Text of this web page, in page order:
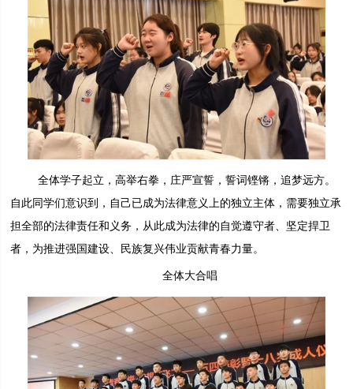
全体学子起立，高举右拳，庄严宣誓，誓词铿锵，追梦远方。
自此同学们意识到，自己已成为法律意义上的独立主体，需要独立承
担全部的法律责任和义务，从此成为法律的自觉遵守者、坚定捍卫
者，为推进强国建设、民族复兴伟业贡献青春力量。
全体大合唱